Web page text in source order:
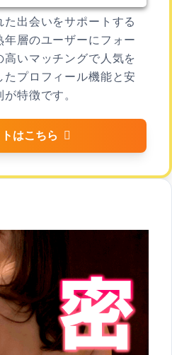
出会いをサポートする
層のユーザーにフォー
高いマッチングで人気を
プロフィール機能と安
特徴です。
はこちら